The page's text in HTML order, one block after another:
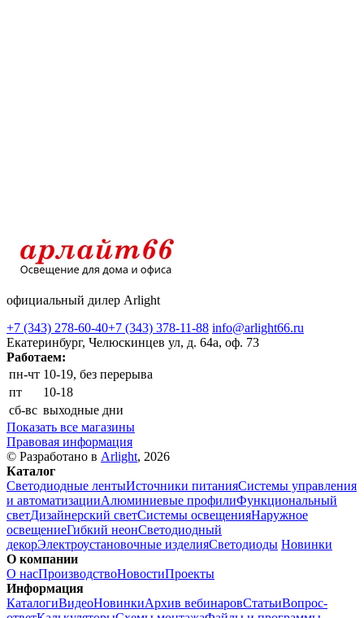
официальный дилер Arlight
+7 (343) 278-60-40+7 (343) 378-11-88 info@arlight66.ru
Екатеринбург, Челюскинцев ул, д. 64а, оф. 73
Работаем:
пн-чт 10-19, без перерыва
пт
10-18
сб-вс выходные дни
Показать все магазины
Правовая информация
© Разработано в Arlight, 2026
Каталог
Светодиодные лентыИсточники питанияСистемы управления
и автоматизацииАлюминиевые профилиФункциональный
светДизайнерский светСистемы освещенияНаружное
освещениеГибкий неонСветодиодный
декорЭлектроустановочные изделияСветодиоды Новинки
О компании
О насПроизводствоНовостиПроекты
Информация
КаталогиВидеоНовинкиАрхив вебинаровСтатьиВопрос-